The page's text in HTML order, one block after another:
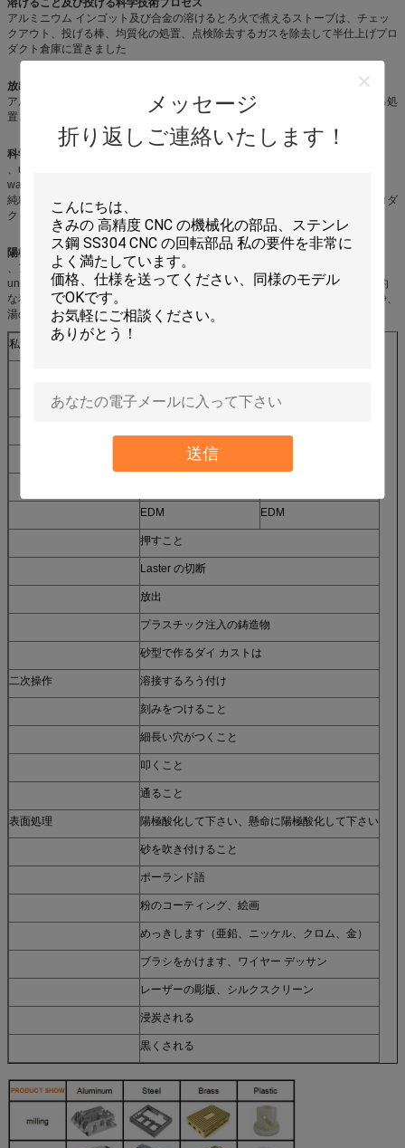
メッセージ
折り返しご連絡いたします！
送信
溶けること及び投げる科学技術プロセス
アルミニウム インゴット及び合金の溶けるとろ火で煮えるストーブは、チェッ
クアウト、投げる棒、均質化の処置、点検除去するガスを除去して半仕上げプロ
ダクト倉庫に置きました
放出の科学技術プロセス
アルミニウム棒、暖房、放出は、冷えて半仕上げプロダクト倉庫に、老化する処
置まっすぐになって、チェックアウト、置きました
科学技術プロセスに塗る粉
、ungreasing1 加えられた、アルミニウム プロフィール ungreasing2、
washing1、washing2 のフィルムの形成、洗浄、粉のコーティング乾燥する、
純粋な水まき、下部構造凝固する、凝固の準備チェックアウトは半仕上げプロダ
クト倉庫に、置きました
陽極酸化の科学技術プロセス
、アルカリ清浄洗浄する、アルミニウム プロフィール、加えられる、
ungreased 洗浄、中和し、洗浄し、純粋な水まきの純粋な水まきの電気規則的
な着色、水洗浄を、下部構造沸騰させる、純粋な水まき穴のシーリング、洗浄、
湯の洗浄、下部構造陽極酸化します
私達の機械およびサービス
粉砕機 粉砕
ドリル機械
EDM EDM
押すこと
Laster の切断
放出
プラスチック注入の鋳造物
砂型で作るダイ カストは
二次操作 溶接するろう付け
刻みをつけること
細長い穴がつくこと
叩くこと
通ること
表面処理 陽極酸化して下さい、懸命に陽極酸化して下さい
砂を吹き付けること
ポーランド語
粉のコーティング、絵画
めっきします（亜鉛、ニッケル、クロム、金）
ブラシをかけます、ワイヤー デッサン
レーザーの彫版、シルクスクリーン
浸炭される
黒くされる